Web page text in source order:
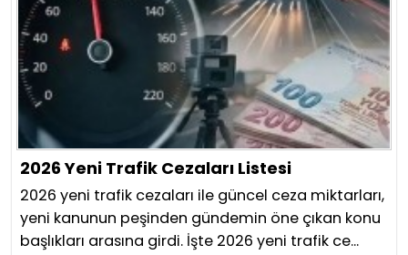
2026 Yeni Trafik Cezaları Listesi
2026 yeni trafik cezaları ile güncel ceza miktarları,
yeni kanunun peşinden gündemin öne çıkan konu
başlıkları arasına girdi. İşte 2026 yeni trafik ce...